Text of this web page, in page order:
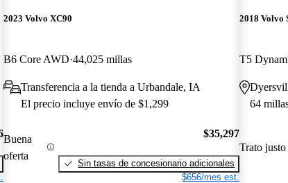
2023 Volvo XC90
B6 Core AWD 44,025 millas
Transferencia a la tienda a Urbandale, IA
El precio incluye envío de $1,299
Buena
oferta
$35,297
Sin tasas de concesionario adicionales
$656/mes est.
2018 Volvo
T5
64
Trato justo